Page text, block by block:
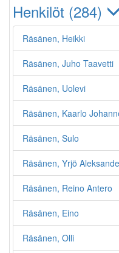
Henkilöt (284)
Räsänen, Heikki
Räsänen, Juho Taavetti
Räsänen, Uolevi
Räsänen, Kaarlo
Räsänen, Sulo
Räsänen, Yrjö
Räsänen, Reino Antero
Räsänen, Eino
Räsänen, Olli